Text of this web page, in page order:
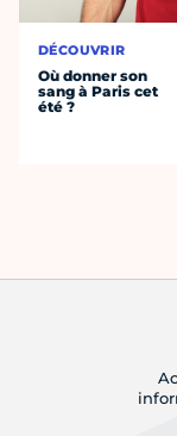
DÉCOUVRIR
Où donner son
sang à Paris cet
été ?